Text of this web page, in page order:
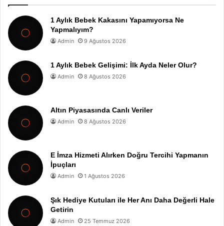
1 Aylık Bebek Kakasını Yapamıyorsa Ne
Yapmalıyım?
Admin 9 Ağustos 2026
1 Aylık Bebek Gelişimi: İlk Ayda Neler Olur?
Admin 8 Ağustos 2026
Altın Piyasasında Canlı Veriler
Admin 8 Ağustos 2026
E İmza Hizmeti Alırken Doğru Tercihi Yapmanın
İpuçları
Admin 1 Ağustos 2026
Şık Hediye Kutuları ile Her Anı Daha Değerli Hale
Getirin
Admin 25 Temmuz 2026